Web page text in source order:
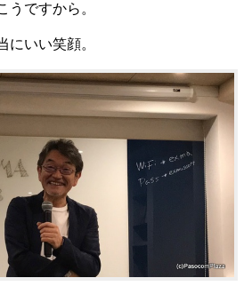
うですから。
にいい笑顔。